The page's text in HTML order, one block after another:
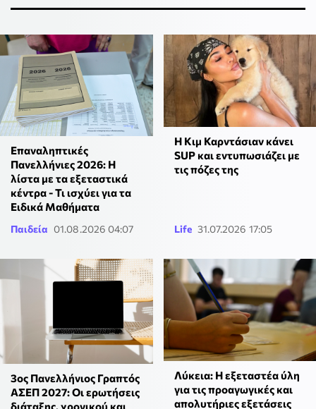
Επαναληπτικές
Πανελλήνιες 2026: Η
λίστα με τα εξεταστικά
κέντρα - Τι ισχύει για τα
Ειδικά Μαθήματα
Παιδεία 01.08.2026 04:07
Η Κιμ Καρντάσιαν κάνει
SUP και εντυπωσιάζει με
τις πόζες της
Life 31.07.2026 17:05
3ος Πανελλήνιος Γραπτός
ΑΣΕΠ 2027: Οι ερωτήσεις
Λύκεια: Η εξεταστέα ύλη
για τις προαγωγικές και
απολυτήριες εξετάσεις